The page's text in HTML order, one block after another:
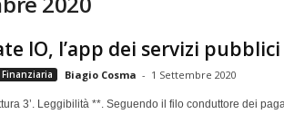
IO, l’app dei servizi pubblici
Biagio Cosma - 1 Settembre 2020
3’. Leggibilità **. Seguendo il filo conduttore dei